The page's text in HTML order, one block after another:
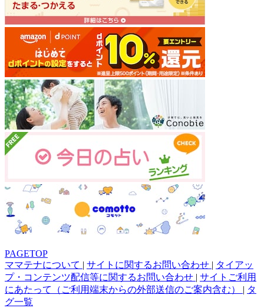
PAGETOP
ママテナについて | サイトに関するお問い合わせ | タイアッ
プ・コンテンツ配信等に関するお問い合わせ | サイトご利用
にあたって（ご利用端末からの外部送信のご案内含む） | タ
グ一覧